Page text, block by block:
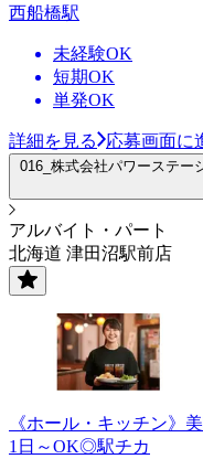
西船橋駅
未経験OK
短期OK
単発OK
詳細を見る 応募画面に
016_株式会社パワーステー
アルバイト・パート
北海道 津田沼駅前店
《ホール・キッチン》
1日～OK◎駅チカ